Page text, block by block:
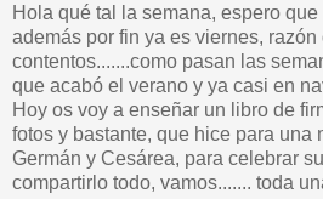
Hola qué tal la semana, espero
además por fin ya es viernes, razón
contentos.......como pasan las
que acabó el verano y ya casi en
Hoy os voy a enseñar un libro de
fotos y bastante, que hice para una
Germán y Cesárea, para celebrar
compartirlo todo, vamos....... toda